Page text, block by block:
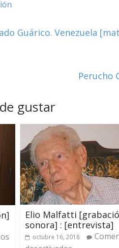
Guárico. Venezuela
Perucho
gustar
Elio Malfatti
sonora] : [entrevista]
octubre 16, 2018